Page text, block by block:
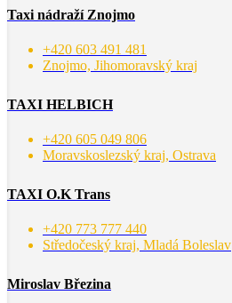
Taxi nádraží Znojmo
+420 603 491 481
Znojmo, Jihomoravský kraj
TAXI HELBICH
+420 605 049 806
Moravskoslezský kraj, Ostrava
TAXI O.K Trans
+420 773 777 440
Středočeský kraj, Mladá Boleslav
Miroslav Březina